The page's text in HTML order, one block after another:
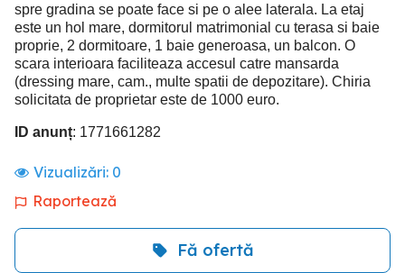
spre gradina se poate face si pe o alee laterala. La etaj
este un hol mare, dormitorul matrimonial cu terasa si baie
proprie, 2 dormitoare, 1 baie generoasa, un balcon. O
scara interioara faciliteaza accesul catre mansarda
(dressing mare, cam., multe spatii de depozitare). Chiria
solicitata de proprietar este de 1000 euro.
ID anunț: 1771661282
Vizualizări: 0
Raportează
Fă ofertă